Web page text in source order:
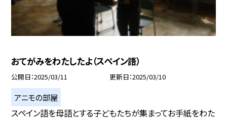
おてがみをわたしたよ（スペイン語）
公開日 2025/03/11 更新日 2025/03/10
アニモの部屋
スペイン語を母語とする子どもたちが集まってお手紙をわた